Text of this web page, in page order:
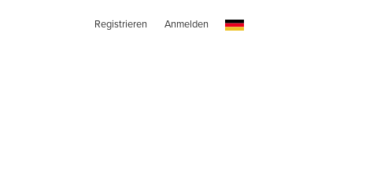
Registrieren Anmelden